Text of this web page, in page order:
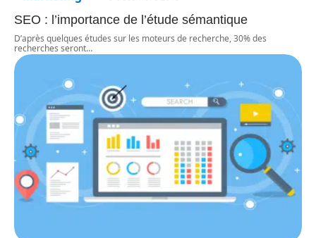
SEO : l’importance de l’étude sémantique
D’après quelques études sur les moteurs de recherche, 30% des
recherches seront…